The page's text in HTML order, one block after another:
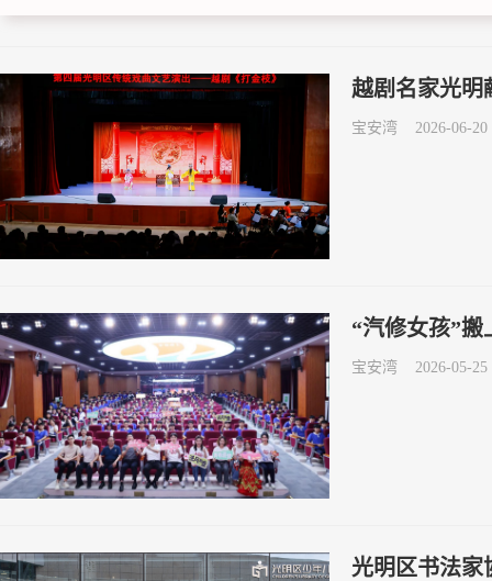
越剧名家光明
宝安湾 2026-06-20
“汽修女孩”
宝安湾 2026-05-25
光明区书法家